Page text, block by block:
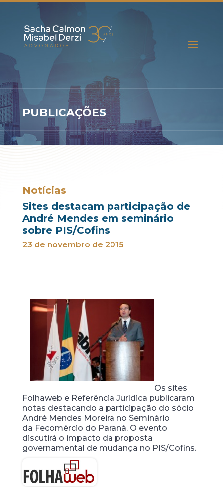
PUBLICAÇÕES
Notícias
Sites destacam participação de
André Mendes em seminário
sobre PIS/Cofins
23 de novembro de 2015
Os sites
Folhaweb e Referência Jurídica publicaram
notas destacando a participação do sócio
André Mendes Moreira no Seminário
da Fecomércio do Paraná. O evento
discutirá o impacto da proposta
governamental de mudança no PIS/Cofins.